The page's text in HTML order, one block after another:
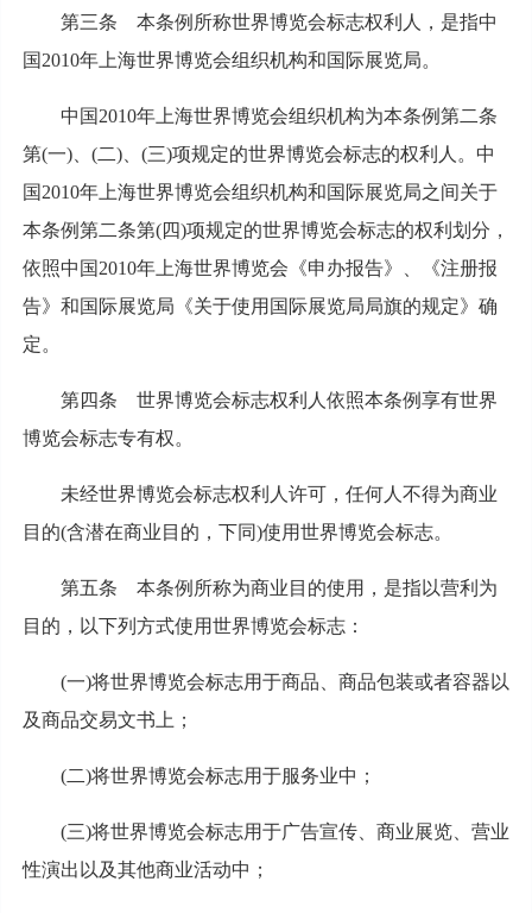
第三条 本条例所称世界博览会标志权利人，是指中
国2010年上海世界博览会组织机构和国际展览局。
中国2010年上海世界博览会组织机构为本条例第二条
第(一)、(二)、(三)项规定的世界博览会标志的权利人。中
国2010年上海世界博览会组织机构和国际展览局之间关于
本条例第二条第(四)项规定的世界博览会标志的权利划分，
依照中国2010年上海世界博览会《申办报告》、《注册报
告》和国际展览局《关于使用国际展览局局旗的规定》确
定。
第四条 世界博览会标志权利人依照本条例享有世界
博览会标志专有权。
未经世界博览会标志权利人许可，任何人不得为商业
目的(含潜在商业目的，下同)使用世界博览会标志。
第五条 本条例所称为商业目的使用，是指以营利为
目的，以下列方式使用世界博览会标志：
(一)将世界博览会标志用于商品、商品包装或者容器以
及商品交易文书上；
(二)将世界博览会标志用于服务业中；
(三)将世界博览会标志用于广告宣传、商业展览、营业
性演出以及其他商业活动中；